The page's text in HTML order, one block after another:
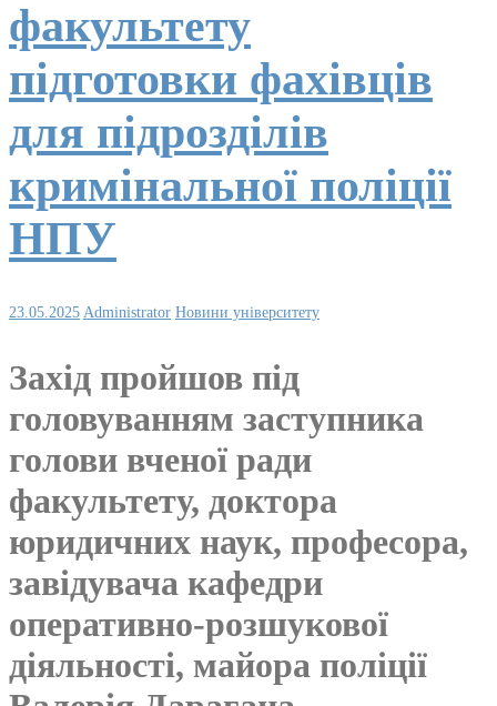
факультету
підготовки фахівців
для підрозділів
кримінальної поліції
НПУ
23.05.2025 Administrator Новини університету
Захід пройшов під
головуванням заступника
голови вченої ради
факультету, доктора
юридичних наук, професора,
завідувача кафедри
оперативно-розшукової
діяльності, майора поліції